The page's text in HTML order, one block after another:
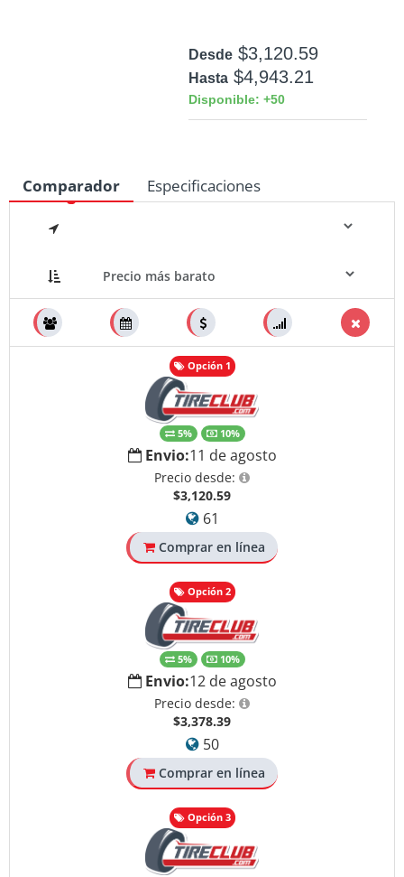
Desde $3,120.59
Hasta $4,943.21
Disponible: +50
Medidas
Comparador Especificaciones
Opción 1
5% 10%
Envio:11 de agosto
Precio desde:
$3,120.59
61
Comprar en línea
Opción 2
5% 10%
Envio:12 de agosto
Precio desde:
$3,378.39
50
Comprar en línea
Opción 3